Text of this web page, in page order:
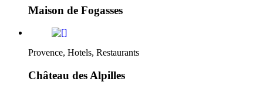
Maison de Fogasses
Provence, Hotels, Restaurants
Château des Alpilles